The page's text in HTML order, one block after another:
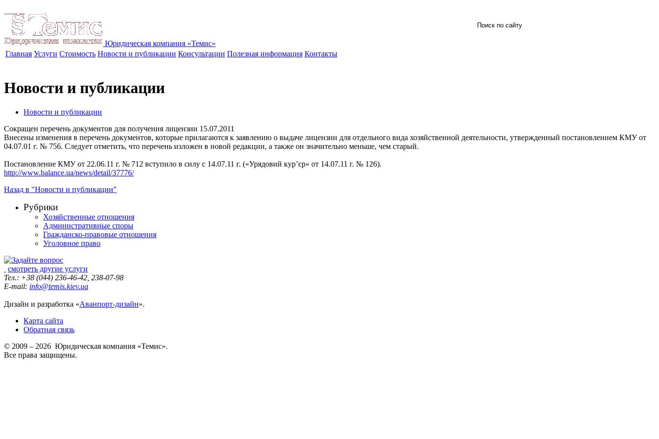
Юридическая компания «Темис»
Главная Услуги Стоимость Новости и публикации Консультации Полезная информация Контакты
Новости и публикации
Новости и публикации
Сокращен перечень документов для получения лицензии 15.07.2011
Внесены изменения в перечень документов, которые прилагаются к заявлению о выдаче лицензии для отдельного вида хозяйственной деятельности, утвержденный постановлением КМУ от
04.07.01 г. № 756. Следует отметить, что перечень изложен в новой редакции, а также он значительно меньше, чем старый.
Постановление КМУ от 22.06.11 г. № 712 вступило в силу с 14.07.11 г. («Урядовий кур’єр» от 14.07.11 г. № 126).
http://www.balance.ua/news/detail/37776/
Назад в "Новости и публикации"
Рубрики
Хозяйственные отношения
Административные споры
Гражданско-правовые отношения
Уголовное право
смотреть другие услуги
Тел.: +38 (044) 236-46-42, 238-07-98
E-mail: info@temis.kiev.ua
Дизайн и разработка «Аванпорт-дизайн».
Карта сайта
Обратная связь
© 2009 – 2026 Юридическая компания «Темис».
Все права защищены.